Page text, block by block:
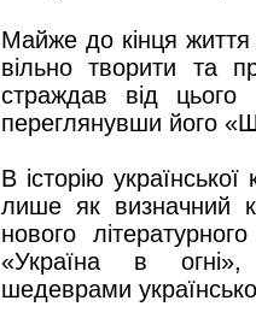
Майже до кінця
вільно творити та
страждав від
переглянувши його
В історію
лише як визначний
нового
«Україна в
шедеврами